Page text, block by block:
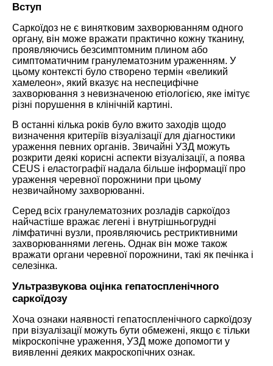
Вступ
Саркоїдоз не є винятковим захворюванням одного
органу, він може вражати практично кожну тканину,
проявляючись безсимптомним плином або
симптоматичним гранулематозним ураженням. У
цьому контексті було створено термін «великий
хамелеон», який вказує на неспецифічне
захворювання з невизначеною етіологією, яке імітує
різні порушення в клінічній картині.
В останні кілька років було вжито заходів щодо
визначення критеріїв візуалізації для діагностики
ураження певних органів. Звичайні УЗД можуть
розкрити деякі корисні аспекти візуалізації, а поява
CEUS і еластографії надала більше інформації про
ураження черевної порожнини при цьому
незвичайному захворюванні.
Серед всіх гранулематозних розладів саркоїдоз
найчастіше вражає легені і внутрішньогрудні
лімфатичні вузли, проявляючись рестриктивними
захворюваннями легень. Однак він може також
вражати органи черевної порожнини, такі як печінка і
селезінка.
Ультразвукова оцінка гепатоспленічного
саркоїдозу
Хоча ознаки наявності гепатоспленічного саркоїдозу
при візуалізації можуть бути обмежені, якщо є тільки
мікроскопічне ураження, УЗД може допомогти у
виявленні деяких макроскопічних ознак.